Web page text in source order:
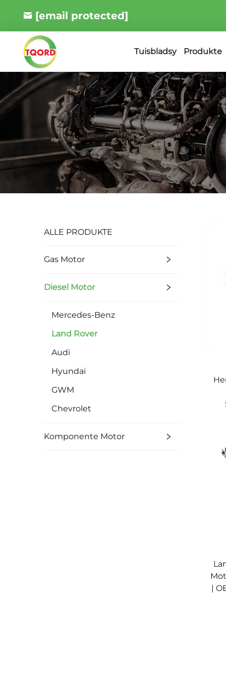
[email protected]
Tuisbladsy Produkte
ALLE PRODUKTE
Gas Motor
Diesel Motor
Mercedes-Benz
Land Rover
Audi
Hyundai
GWM
Chevrolet
Komponente Motor
|